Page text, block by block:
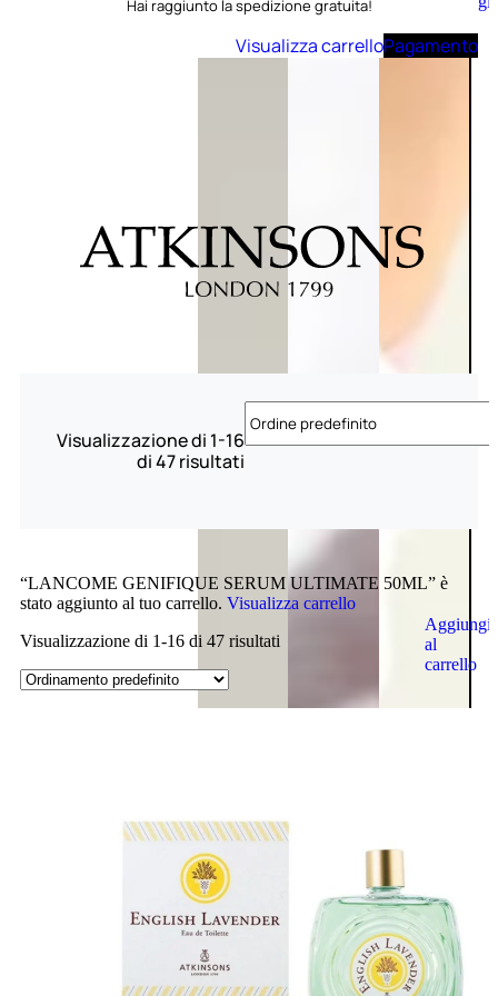
carrello
Aggiungi
al
carrello
Hai raggiunto la spedizione gratuita!
Visualizza carrelloPagamento
Visualizzazione di 1-16
di 47 risultati
“LANCOME GENIFIQUE SERUM ULTIMATE 50ML” è
stato aggiunto al tuo carrello. Visualizza carrello
Visualizzazione di 1-16 di 47 risultati